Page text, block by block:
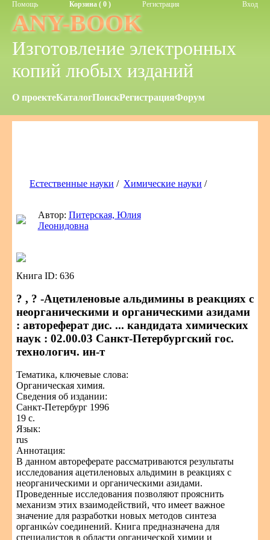
Помощь Корзина ( 0 ) Регистрация Вход
ANY-BOOK
Изготовление электронных
копий любых изданий
О проектеКаталогПоискРегистрацияФорум
Естественные науки / Химические науки /
Автор: Питерская, Юлия
Леонидовна
Книга ID: 636
? , ? -Ацетиленовые альдимины в реакциях с
неорганическими и органическими азидами
: автореферат дис. ... кандидата химических
наук : 02.00.03 Санкт-Петербургский гос.
технологич. ин-т
Тематика, ключевые слова:
Органическая химия.
Сведения об издании:
Санкт-Петербург 1996
19 с.
Язык:
rus
Аннотация:
В данном автореферате рассматриваются результаты
исследования ацетиленовых альдимин в реакциях с
неорганическими и органическими азидами.
Проведенные исследования позволяют прояснить
механизм этих взаимодействий, что имеет важное
значение для разработки новых методов синтеза
органικών соединений. Книга предназначена для
специалистов в области органической химии и